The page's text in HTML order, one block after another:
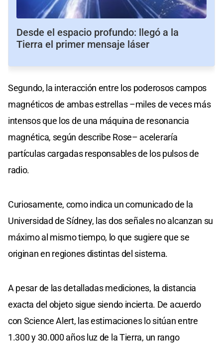
Desde el espacio profundo: llegó a la
Tierra el primer mensaje láser
Segundo, la interacción entre los poderosos campos
magnéticos de ambas estrellas –miles de veces más
intensos que los de una máquina de resonancia
magnética, según describe Rose– aceleraría
partículas cargadas responsables de los pulsos de
radio.
Curiosamente, como indica un comunicado de la
Universidad de Sídney, las dos señales no alcanzan su
máximo al mismo tiempo, lo que sugiere que se
originan en regiones distintas del sistema.
A pesar de las detalladas mediciones, la distancia
exacta del objeto sigue siendo incierta. De acuerdo
con Science Alert, las estimaciones lo sitúan entre
1.300 y 30.000 años luz de la Tierra, un rango